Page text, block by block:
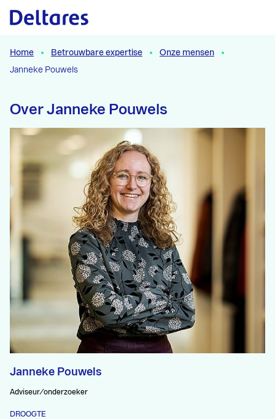
Naar hoofdcontent
Home Betrouwbare expertise
Onze mensen
Janneke Pouwels
Over Janneke Pouwels
Janneke Pouwels
Adviseur/onderzoeker
DROOGTE